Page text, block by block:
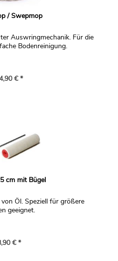
/ Swepmop
Auswringmechanik. Für die
Bodenreinigung.
€ *
cm mit Bügel
Öl. Speziell für größere
geeignet.
€ *